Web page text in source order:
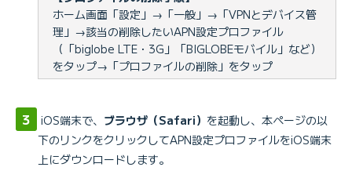
ホーム画面「設定」→「一般」→「VPNとデバイス管
理」→該当の削除したいAPN設定プロファイル
（「biglobe LTE・3G」「BIGLOBEモバイル」など）
をタップ→「プロファイルの削除」をタップ
iOS端末で、 ブラウザ（Safari） を起動し、本ページの以
下のリンクをクリックしてAPN設定プロファイルをiOS端末
上にダウンロードします。